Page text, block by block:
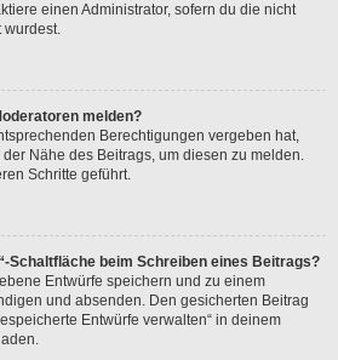
einen Administrator, sofern du die nicht
wurdest.
melden?
Berechtigungen vergeben hat,
Nähe des Beitrags, um diesen zu melden.
Schritte geführt.
Schaltfläche beim Schreiben eines Beitrags?
Entwürfe speichern und zu einem
und absenden. Den gesicherten Beitrag
Entwürfe verwalten“ in deinem